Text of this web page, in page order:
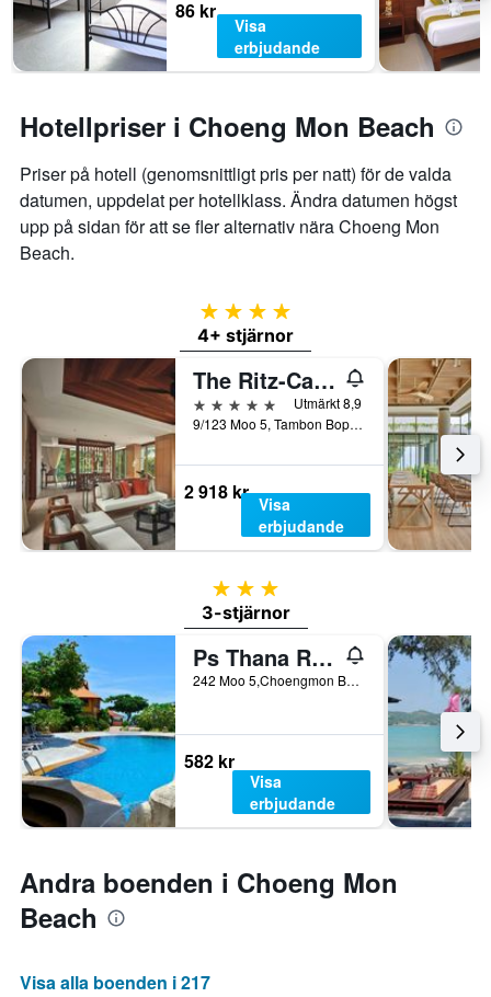
86 kr
Visa
erbjudande
Hotellpriser i Choeng Mon Beach
Priser på hotell (genomsnittligt pris per natt) för de valda
datumen, uppdelat per hotellklass. Ändra datumen högst
upp på sidan för att se fler alternativ nära Choeng Mon
Beach.
4 stjärnor
4+ stjärnor
The Ritz-Carlton Koh Samui
5 stjärnor
Utmärkt 8,9
9/123 Moo 5, Tambon Bophut, Ko Samui, Thailand
2 918 kr
Visa
erbjudande
3 stjärnor
3-stjärnor
Ps Thana Resort
242 Moo 5,Choengmon Beach, Ko Samui, Thailand
582 kr
Visa
erbjudande
Andra boenden i Choeng Mon
Beach
Visa alla boenden i 217